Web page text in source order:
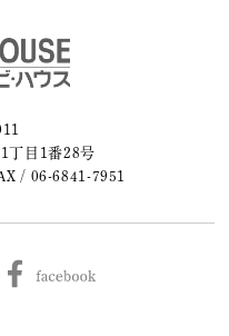
丁目1番28号
/ 06-6841-7951